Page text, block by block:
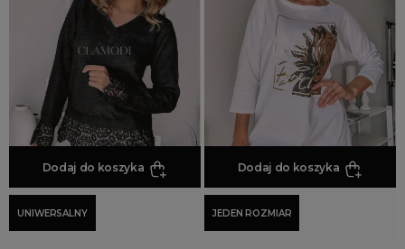
Strefa beauty
Promocja
Wyprzedaż
Summer sale
Bon podarunkowy
BACK TO SCHOOL
PREZENTY
ŚWIĘTA
PARTY
Dodaj do koszyka
UNIWERSALNY
Dodaj do koszyka
JEDEN ROZMIAR